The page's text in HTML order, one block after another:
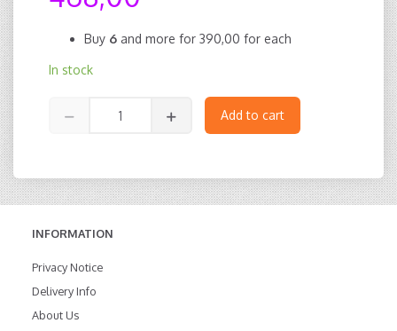
Buy 6 and more for 390,00 for each
In stock
Add to cart
INFORMATION
Privacy Notice
Delivery Info
About Us